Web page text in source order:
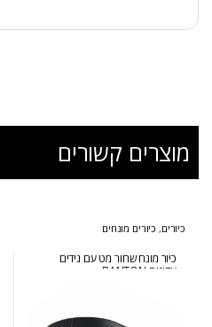
מוצרים קשורים
כיורים, כיורים מונחים
כיור מונח שחור מט עם גידים
עדינים BANTON